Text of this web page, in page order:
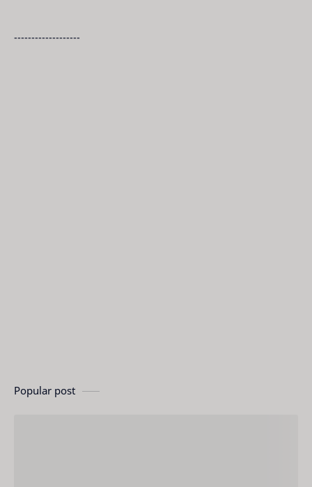
-------------------
Popular post